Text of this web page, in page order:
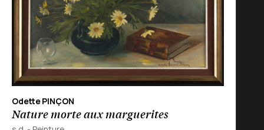
Odette PINÇON
Nature morte aux marguerites